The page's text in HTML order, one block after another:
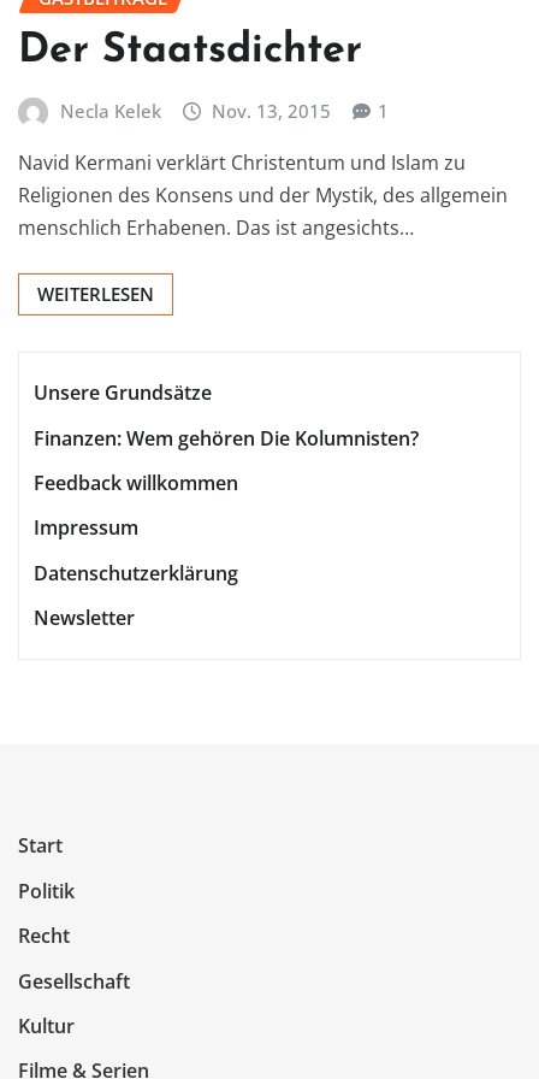
Der Staatsdichter
Necla Kelek Nov. 13, 2015 1
Navid Kermani verklärt Christentum und Islam zu
Religionen des Konsens und der Mystik, des allgemein
menschlich Erhabenen. Das ist angesichts…
WEITERLESEN
Unsere Grundsätze
Finanzen: Wem gehören Die Kolumnisten?
Feedback willkommen
Impressum
Datenschutzerklärung
Newsletter
Start
Politik
Recht
Gesellschaft
Kultur
Filme & Serien